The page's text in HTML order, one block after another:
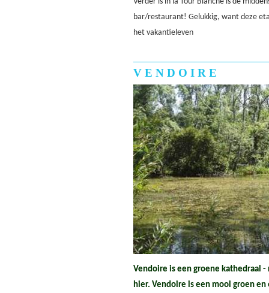
bar/restaurant! Gelukkig, want deze
het vakantieleven
VENDOIRE
Vendoire is een groene kathedraal
hier. Vendoire is een mooi groen